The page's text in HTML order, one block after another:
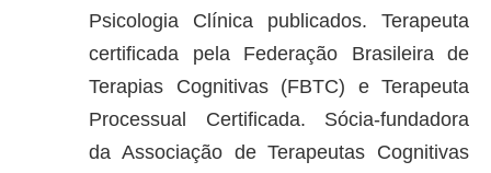
Psicologia Clínica publicados. Terapeuta
certificada pela Federação Brasileira de
Terapias Cognitivas (FBTC) e Terapeuta
Processual Certificada. Sócia-fundadora
da Associação de Terapeutas Cognitivas